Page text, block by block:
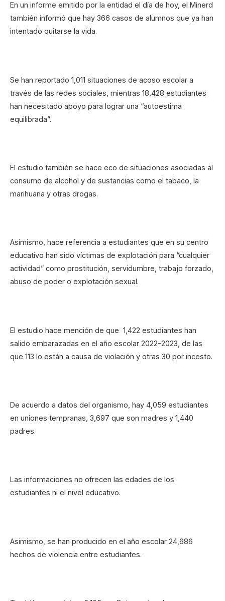
En un informe emitido por la entidad el día de hoy, el Minerd
también informó que hay 366 casos de alumnos que ya han
intentado quitarse la vida.
Se han reportado 1,011 situaciones de acoso escolar a
través de las redes sociales, mientras 18,428 estudiantes
han necesitado apoyo para lograr una “autoestima
equilibrada”.
El estudio también se hace eco de situaciones asociadas al
consumo de alcohol y de sustancias como el tabaco, la
marihuana y otras drogas.
Asimismo, hace referencia a estudiantes que en su centro
educativo han sido víctimas de explotación para “cualquier
actividad” como prostitución, servidumbre, trabajo forzado,
abuso de poder o explotación sexual.
El estudio hace mención de que 1,422 estudiantes han
salido embarazadas en el año escolar 2022-2023, de las
que 113 lo están a causa de violación y otras 30 por incesto.
De acuerdo a datos del organismo, hay 4,059 estudiantes
en uniones tempranas, 3,697 que son madres y 1,440
padres.
Las informaciones no ofrecen las edades de los
estudiantes ni el nivel educativo.
Asimismo, se han producido en el año escolar 24,686
hechos de violencia entre estudiantes.